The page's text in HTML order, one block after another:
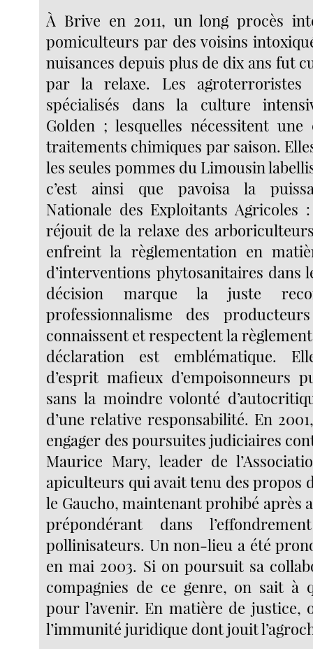
À Brive en 2011, un long procès
pomiculteurs par des voisins
nuisances depuis plus de dix ans fut
par la relaxe. Les agroterroristes
spécialisés dans la culture
Golden ; lesquelles nécessitent une
traitements chimiques par saison.
les seules pommes du Limousin
c’est ainsi que pavoisa la
Nationale des Exploitants Agricoles
réjouit de la relaxe des
enfreint la règlementation en
d’interventions phytosanitaires dans
décision marque la juste
professionnalisme des
connaissent et respectent la
déclaration est emblématique.
d’esprit mafieux d’empoisonneurs
sans la moindre volonté
d’une relative responsabilité. En
engager des poursuites judiciaires
Maurice Mary, leader de
apiculteurs qui avait tenu des propos
le Gaucho, maintenant prohibé après
prépondérant dans
pollinisateurs. Un non-lieu a été
en mai 2003. Si on poursuit sa
compagnies de ce genre, on sait à
pour l’avenir. En matière de justice,
l’immunité juridique dont jouit